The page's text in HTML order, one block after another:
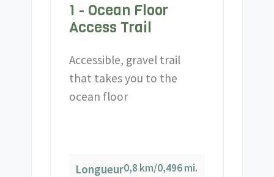
1 - Ocean Floor
Access Trail
Accessible, gravel trail
that takes you to the
ocean floor
Longueur0,8 km/0,496 mi.